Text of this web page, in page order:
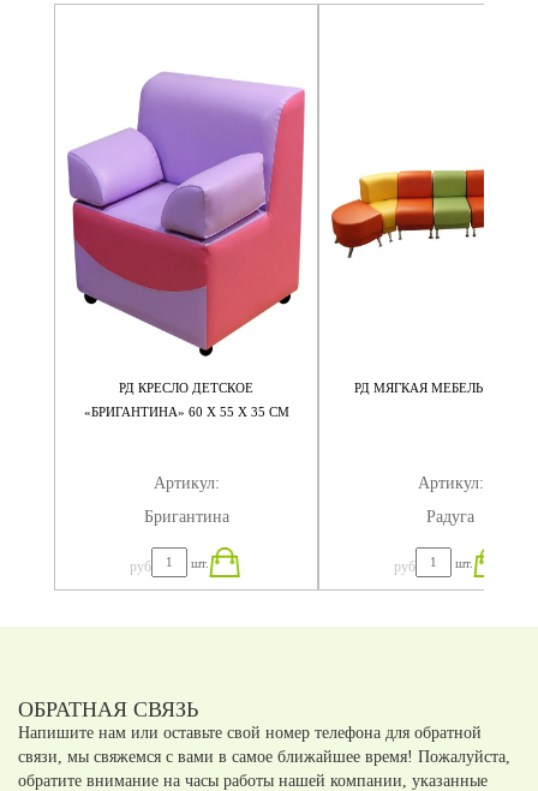
РД КРЕСЛО ДЕТСКОЕ
«БРИГАНТИНА» 60 Х 55 Х 35 СМ
Артикул:
Бригантина
руб шт.
РД МЯГКАЯ МЕБЕЛЬ
Артикул:
Радуга
руб шт.
ОБРАТНАЯ СВЯЗЬ
Напишите нам или оставьте свой номер телефона для обратной
связи, мы свяжемся с вами в самое ближайшее время! Пожалуйста,
обратите внимание на часы работы нашей компании, указанные